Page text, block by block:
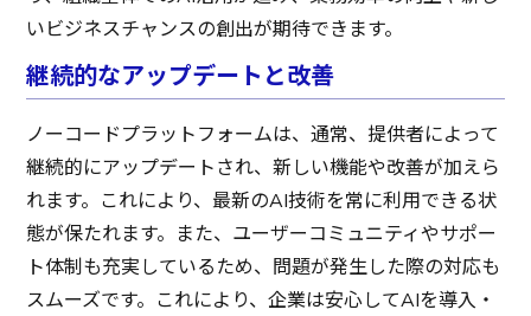
いビジネスチャンスの創出が期待できます。
継続的なアップデートと改善
ノーコードプラットフォームは、通常、提供者によって
継続的にアップデートされ、新しい機能や改善が加えら
れます。これにより、最新のAI技術を常に利用できる状
態が保たれます。また、ユーザーコミュニティやサポー
ト体制も充実しているため、問題が発生した際の対応も
スムーズです。これにより、企業は安心してAIを導入・